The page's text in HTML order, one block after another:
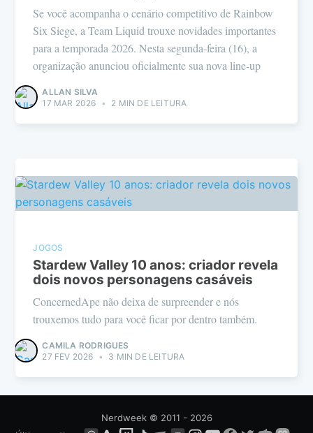
Se você acompanha o cenário competitivo de Rainbow
Six Siege, a Team Liquid trouxe novidades importantes
para a temporada 2026. Nesta segunda-feira (16), a
organização anunciou oficialmente sua nova line-up
ALLAN SILVA
17 MAR 2026 • 2 MIN DE LEITURA
JOGOS
Stardew Valley 10 anos: criador revela
dois novos personagens casáveis
ConcernedApe não deixa de surpreender e nós
trouxemos tudo para você ficar por dentro também.
CAMILA RODRIGUES
27 FEV 2026 • 3 MIN DE LEITURA
Nerdweek© 2011 - 2026